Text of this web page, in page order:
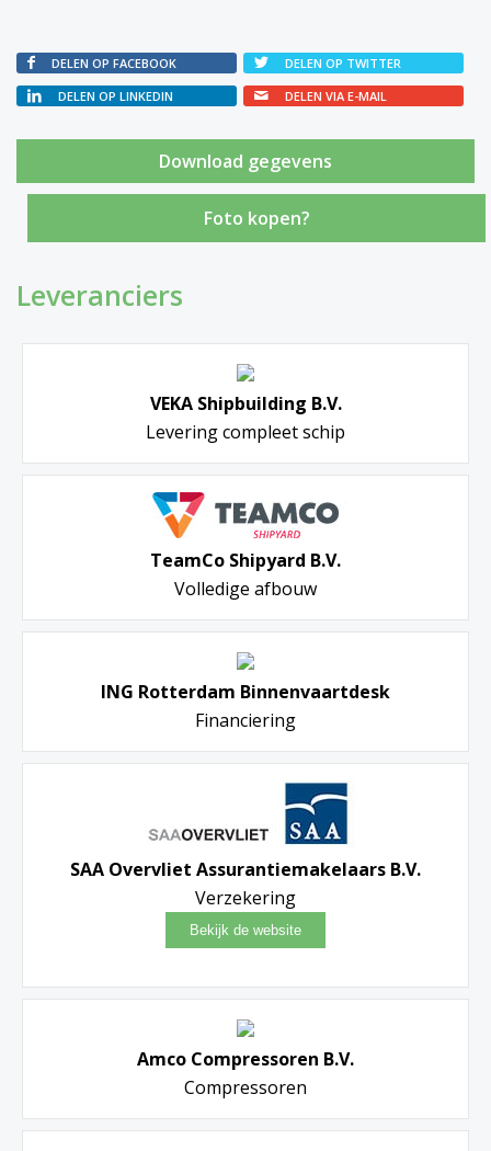
DELEN OP FACEBOOK
DELEN OP TWITTER
DELEN OP LINKEDIN
DELEN VIA E-MAIL
Foto kopen?
Leveranciers
VEKA Shipbuilding B.V.
Levering compleet schip
TeamCo Shipyard B.V.
Volledige afbouw
ING Rotterdam Binnenvaartdesk
Financiering
SAA Overvliet Assurantiemakelaars B.V.
Verzekering
Amco Compressoren B.V.
Compressoren